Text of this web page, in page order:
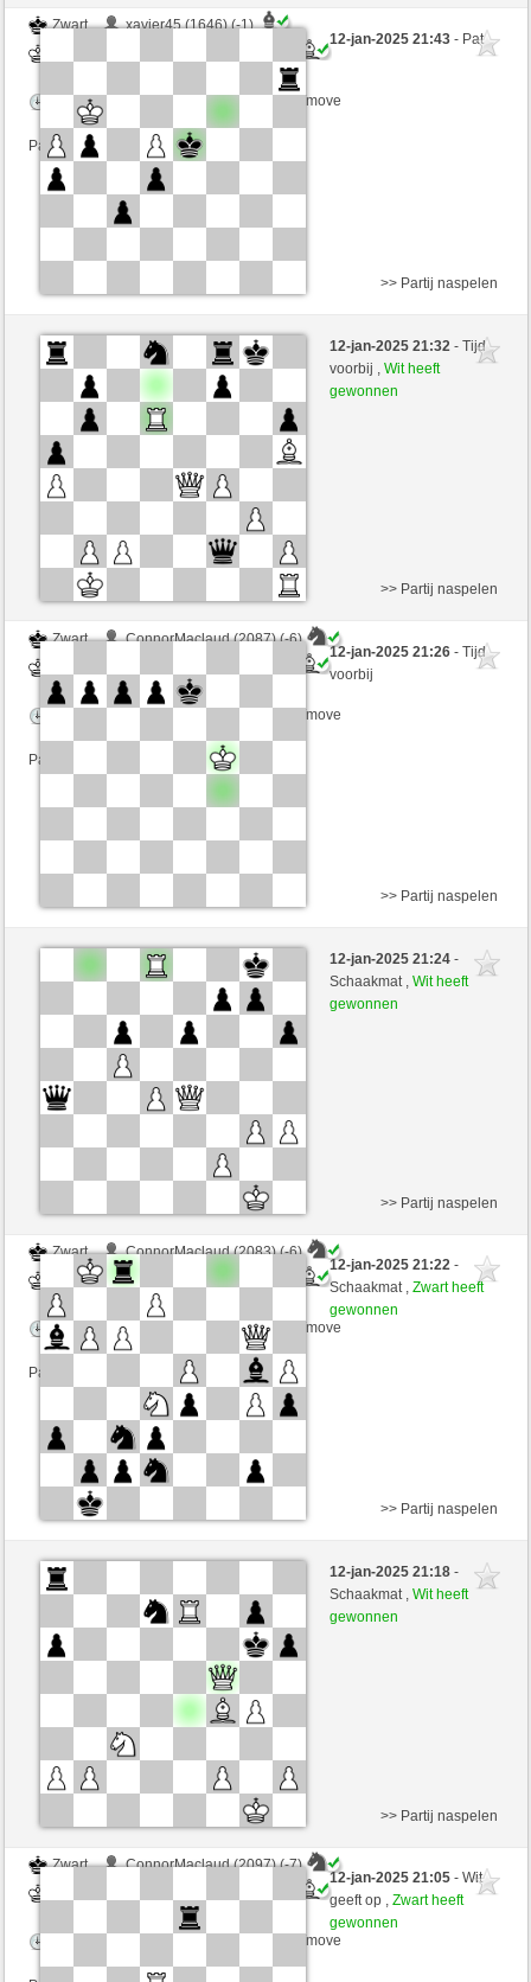
Zwart
xavier45 (1646) (-1)
Speelduur: 2 minutes/side + 0 seconds/move
Partij telt mee voor de ranglijst
12-jan-2025 21:43- Pat
Wit
ConnorMaclaud (2088) (+10)
Zwart
MRobespierre (2332) (-10)
Speelduur: 2 minutes/side + 0 seconds/move
Partij telt mee voor de ranglijst
>> Partij naspelen
12-jan-2025 21:32- Tijd
voorbij ,Wit heeft
gewonnen
Zwart
ConnorMaclaud (2087) (-6)
Speelduur: 2 minutes/side + 0 seconds/move
Partij telt mee voor de ranglijst
>> Partij naspelen
12-jan-2025 21:26- Tijd
voorbij
Wit
ConnorMaclaud (2077) (+10)
Zwart
MRobespierre (2336) (-10)
Speelduur: 2 minutes/side + 0 seconds/move
Partij telt mee voor de ranglijst
>> Partij naspelen
12-jan-2025 21:24-
Schaakmat ,Wit heeft
gewonnen
Zwart
ConnorMaclaud (2083) (-6)
MRobespierre (2330) (+6)
Speelduur: 2 minutes/side + 0 seconds/move
Partij telt mee voor de ranglijst
>> Partij naspelen
12-jan-2025 21:22-
Schaakmat ,Zwart heeft
gewonnen
Wit
ConnorMaclaud (2090) (-7)
Zwart
Speelduur: 2 minutes/side + 0 seconds/move
Partij telt mee voor de ranglijst
>> Partij naspelen
12-jan-2025 21:18-
Schaakmat ,Wit heeft
gewonnen
Zwart
ConnorMaclaud (2097) (-7)
Speelduur: 2 minutes/side + 0 seconds/move
>> Partij naspelen
12-jan-2025 21:05- Wit
geeft op ,Zwart heeft
gewonnen